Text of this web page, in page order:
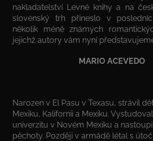
nakladatelství Levné knihy a na
slovenský trh přineslo v
několik méně známých
jejichž autory vám nyní
MARIO ACEVEDO
Narozen v El Pasu v Texasu, strávil
Mexiku, Kalifornii a Mexiku.
univerzitu v Novém Mexiku a
pěchoty. Později v armádě létal s